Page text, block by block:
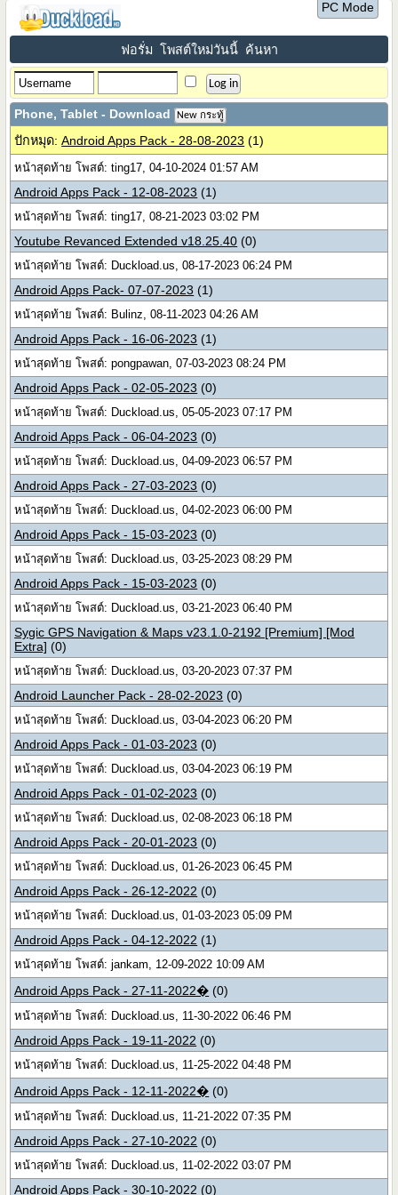
PC Mode
ฟอรั่ม โพสต์ใหม่วันนี้ ค้นหา
Phone, Tablet - Download New กระทู้
ปักหมุด:Android Apps Pack - 28-08-2023 (1)
หน้าสุดท้าย โพสต์: ting17, 04-10-2024 01:57 AM
Android Apps Pack - 12-08-2023 (1)
หน้าสุดท้าย โพสต์: ting17, 08-21-2023 03:02 PM
Youtube Revanced Extended v18.25.40 (0)
หน้าสุดท้าย โพสต์: Duckload.us, 08-17-2023 06:24 PM
Android Apps Pack- 07-07-2023 (1)
หน้าสุดท้าย โพสต์: Bulinz, 08-11-2023 04:26 AM
Android Apps Pack - 16-06-2023 (1)
หน้าสุดท้าย โพสต์: pongpawan, 07-03-2023 08:24 PM
Android Apps Pack - 02-05-2023 (0)
หน้าสุดท้าย โพสต์: Duckload.us, 05-05-2023 07:17 PM
Android Apps Pack - 06-04-2023 (0)
หน้าสุดท้าย โพสต์: Duckload.us, 04-09-2023 06:57 PM
Android Apps Pack - 27-03-2023 (0)
หน้าสุดท้าย โพสต์: Duckload.us, 04-02-2023 06:00 PM
Android Apps Pack - 15-03-2023 (0)
หน้าสุดท้าย โพสต์: Duckload.us, 03-25-2023 08:29 PM
Android Apps Pack - 15-03-2023 (0)
หน้าสุดท้าย โพสต์: Duckload.us, 03-21-2023 06:40 PM
Sygic GPS Navigation & Maps v23.1.0-2192 [Premium] [Mod
Extra] (0)
หน้าสุดท้าย โพสต์: Duckload.us, 03-20-2023 07:37 PM
Android Launcher Pack - 28-02-2023 (0)
หน้าสุดท้าย โพสต์: Duckload.us, 03-04-2023 06:20 PM
Android Apps Pack - 01-03-2023 (0)
หน้าสุดท้าย โพสต์: Duckload.us, 03-04-2023 06:19 PM
Android Apps Pack - 01-02-2023 (0)
หน้าสุดท้าย โพสต์: Duckload.us, 02-08-2023 06:18 PM
Android Apps Pack - 20-01-2023 (0)
หน้าสุดท้าย โพสต์: Duckload.us, 01-26-2023 06:45 PM
Android Apps Pack - 26-12-2022 (0)
หน้าสุดท้าย โพสต์: Duckload.us, 01-03-2023 05:09 PM
Android Apps Pack - 04-12-2022 (1)
หน้าสุดท้าย โพสต์: jankam, 12-09-2022 10:09 AM
Android Apps Pack - 27-11-2022� (0)
หน้าสุดท้าย โพสต์: Duckload.us, 11-30-2022 06:46 PM
Android Apps Pack - 19-11-2022 (0)
หน้าสุดท้าย โพสต์: Duckload.us, 11-25-2022 04:48 PM
Android Apps Pack - 12-11-2022� (0)
หน้าสุดท้าย โพสต์: Duckload.us, 11-21-2022 07:35 PM
Android Apps Pack - 27-10-2022 (0)
หน้าสุดท้าย โพสต์: Duckload.us, 11-02-2022 03:07 PM
Android Apps Pack - 30-10-2022 (0)